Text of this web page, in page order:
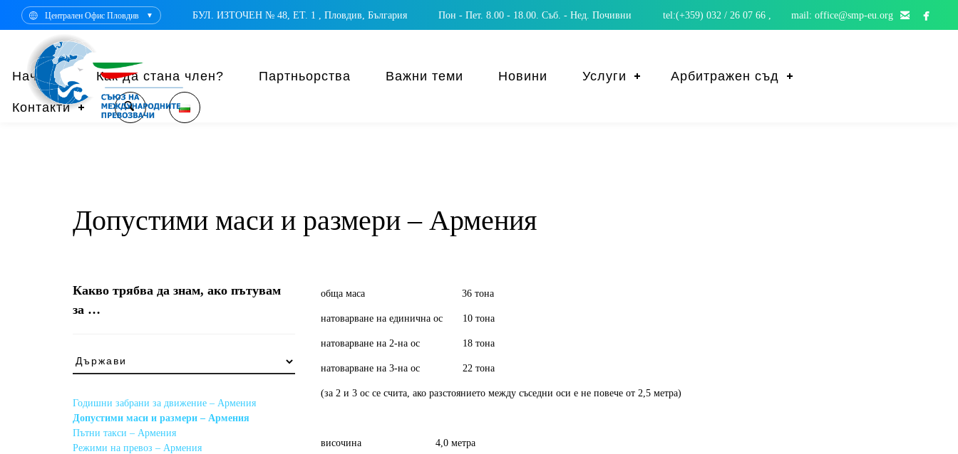
Централен Офис Пловдив ▼ БУЛ. ИЗТОЧЕН № 48, ЕТ. 1 , Пловдив, България Пон - Пет. 8.00 - 18.00. Съб. - Нед. Почивни tel:(+359) 032 / 26 07 66 , mail: office@smp-eu.org  
Начало Как да стана член? Партньорства Важни теми Новини Услуги Арбитражен съд
Контакти
Допустими маси и размери – Армения
Какво трябва да знам, ако пътувам
за …
Какво
трябва
знам,
ако
пътувам
за
Годишни забрани за движение – Армения
Допустими маси и размери – Армения
Пътни такси – Армения
Режими на превоз – Армения
обща маса 36 тона
натоварване на единична ос 10 тона
натоварване на 2-на ос 18 тона
натоварване на 3-на ос 22 тона
(за 2 и 3 ос се счита, ако разстоянието между съседни оси е не повече от 2,5 метра)
височина 4,0 метра